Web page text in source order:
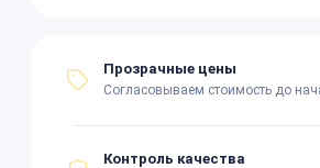
Прозрачные цены
Согласовываем стоимость до
Контроль качества